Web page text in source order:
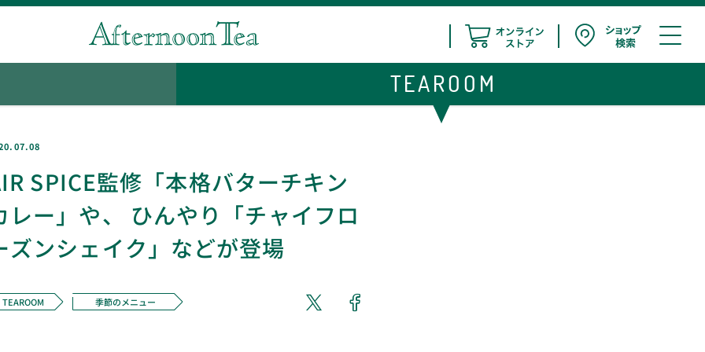
SPICE監修「本格バターチキン
レー」や、 ひんやり「チャイフロ
ズンシェイク」などが登場
TEAROOM 季節のメニュー
TEAROOM